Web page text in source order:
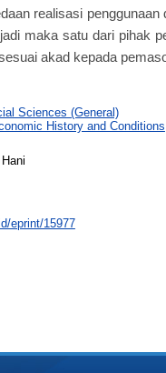
realisasi
maka satu dari pihak
akad kepada
Sciences (General)
History and Conditions
eprint/15977